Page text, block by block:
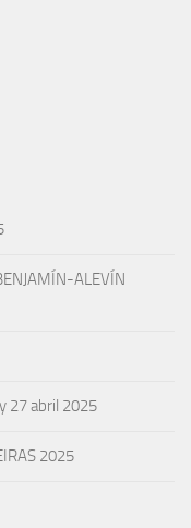
ALEVÍN
27 abril 2025
2025